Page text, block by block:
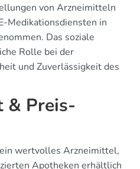
von Arzneimitteln
Medikationsdiensten in
Das soziale
Rolle bei der
und Zuverlässigkeit des
& Preis-
wertvolles Arzneimittel,
Apotheken erhältlich